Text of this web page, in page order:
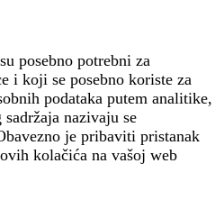
posebno potrebni za
i koji se posebno koriste za
podataka putem analitike,
nazivaju se
je pribaviti pristanak
kolačića na vašoj web